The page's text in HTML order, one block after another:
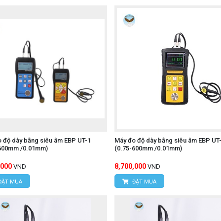
NGHỆ HÙNG NGUYÊN
Đỉnh, Q. Bắc Từ Liêm, TP. Hà Nội.
P. Mỹ Đình 1, Q.Nam Từ Liêm, TP. Hà Nội
MINH
Xã Tân Kiên, Huyện Bình Chánh, TP. Hồ Chí Minh.
độ dày bằng siêu âm EBP UT-1
/0.01mm)
VND
MUA
Máy đo độ dày bằng siêu âm EBP
(0.75-600mm /0.01mm)
8,700,000 VND
ĐẶT MUA